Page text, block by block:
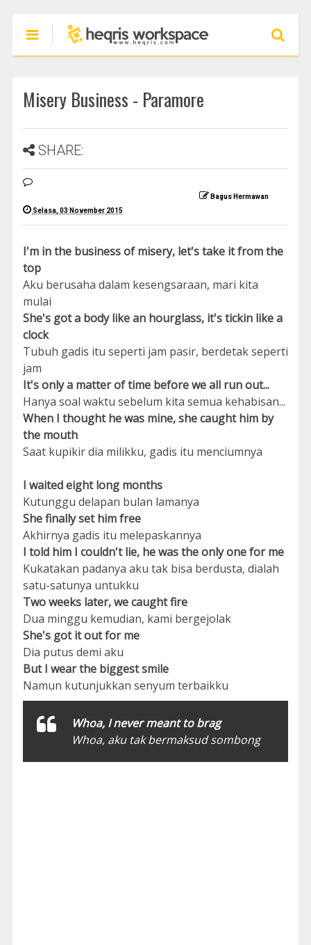
Misery Business - Paramore
SHARE:
Bagus Hermawan
Selasa, 03 November 2015
I'm in the business of misery, let's take it from the
top
Aku berusaha dalam kesengsaraan, mari kita
mulai
She's got a body like an hourglass, it's tickin like a
clock
Tubuh gadis itu seperti jam pasir, berdetak seperti
jam
It's only a matter of time before we all run out...
Hanya soal waktu sebelum kita semua kehabisan...
When I thought he was mine, she caught him by
the mouth
Saat kupikir dia milikku, gadis itu menciumnya
I waited eight long months
Kutunggu delapan bulan lamanya
She finally set him free
Akhirnya gadis itu melepaskannya
I told him I couldn't lie, he was the only one for me
Kukatakan padanya aku tak bisa berdusta, dialah
satu-satunya untukku
Two weeks later, we caught fire
Dua minggu kemudian, kami bergejolak
She's got it out for me
Dia putus demi aku
But I wear the biggest smile
Namun kutunjukkan senyum terbaikku
Whoa, I never meant to brag
Whoa, aku tak bermaksud sombong